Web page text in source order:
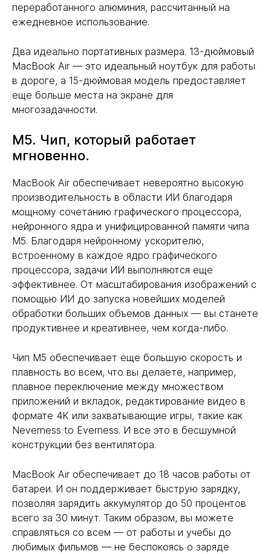
переработанного алюминия, рассчитанный на
ежедневное использование.
Два идеально портативных размера. 13-дюймовый
MacBook Air — это идеальный ноутбук для работы
в дороге, а 15-дюймовая модель предоставляет
еще больше места на экране для
многозадачности.
M5. Чип, который работает
мгновенно.
MacBook Air обеспечивает невероятно высокую
производительность в области ИИ благодаря
мощному сочетанию графического процессора,
нейронного ядра и унифицированной памяти чипа
M5. Благодаря нейронному ускорителю,
встроенному в каждое ядро графического
процессора, задачи ИИ выполняются еще
эффективнее. От масштабирования изображений с
помощью ИИ до запуска новейших моделей
обработки больших объемов данных — вы станете
продуктивнее и креативнее, чем когда-либо.
Чип M5 обеспечивает еще большую скорость и
плавность во всем, что вы делаете, например,
плавное переключение между множеством
приложений и вкладок, редактирование видео в
формате 4K или захватывающие игры, такие как
Neverness to Everness. И все это в бесшумной
конструкции без вентилятора.
MacBook Air обеспечивает до 18 часов работы от
батареи. И он поддерживает быструю зарядку,
позволяя зарядить аккумулятор до 50 процентов
всего за 30 минут. Таким образом, вы можете
справляться со всем — от работы и учебы до
любимых фильмов — не беспокоясь о заряде